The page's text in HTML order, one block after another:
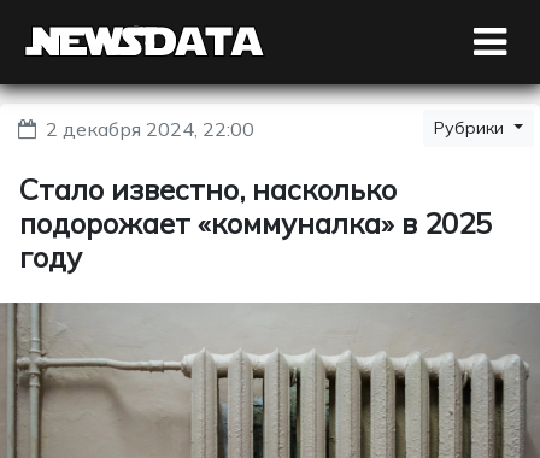
2 декабря 2024, 22:00 Рубрики
Стало известно, насколько
подорожает «коммуналка» в 2025
году